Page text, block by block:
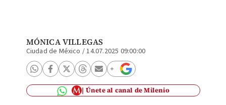
MÓNICA VILLEGAS
Ciudad de México /14.07.2025 09:00:00
Únete al canal de Milenio